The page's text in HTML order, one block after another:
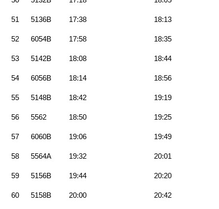
51 5136B 17:38 18:13
52 6054B 17:58 18:35
53 5142B 18:08 18:44
54 6056B 18:14 18:56
55 5148B 18:42 19:19
56 5562 18:50 19:25
57 6060B 19:06 19:49
58 5564A 19:32 20:01
59 5156B 19:44 20:20
60 5158B 20:00 20:42